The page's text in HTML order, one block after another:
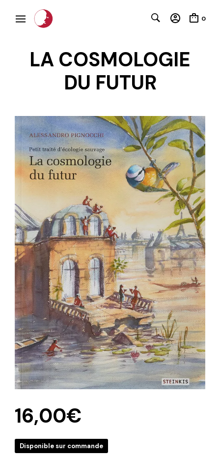
0
LA COSMOLOGIE
DU FUTUR
16,00€
Disponible sur commande